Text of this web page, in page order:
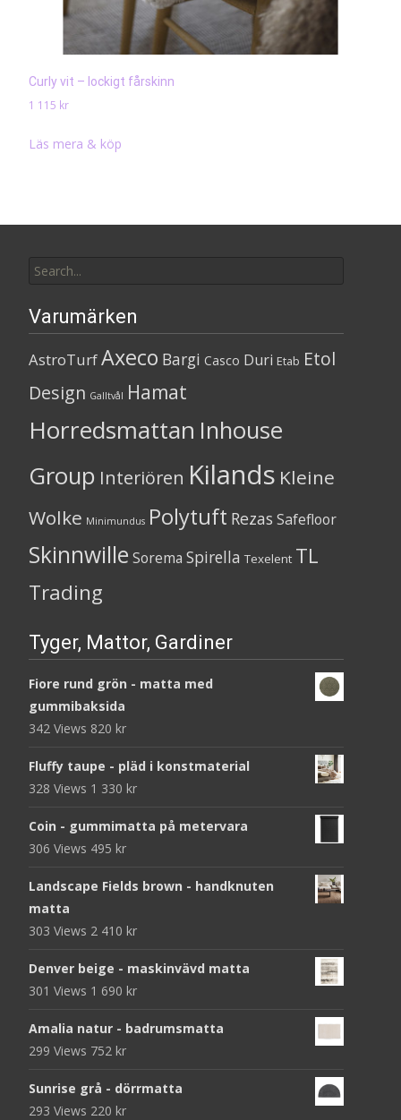
Curly vit – lockigt fårskinn
1 115 kr
Läs mera & köp
for:
Varumärken
AstroTurfAxeco Bargi Casco Duri Etab Etol
Design Galltvål Hamat
Horredsmattan Inhouse
Group Interiören Kilands Kleine
Wolke Minimundus Polytuft Rezas Safefloor
Skinnwille Sorema Spirella Texelent TL
Trading
Tyger, Mattor, Gardiner
Fiore rund grön - matta med
gummibaksida
342 Views 820 kr
Fluffy taupe - pläd i konstmaterial
328 Views 1 330 kr
Coin - gummimatta på metervara
306 Views 495 kr
Landscape Fields brown - handknuten
matta
303 Views 2 410 kr
Denver beige - maskinvävd matta
301 Views 1 690 kr
Amalia natur - badrumsmatta
299 Views 752 kr
Sunrise grå - dörrmatta
293 Views 220 kr